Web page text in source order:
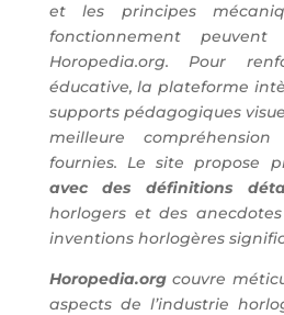
et les principes
fonctionnement
Horopedia.org. Pour
éducative, la plateforme
supports pédagogiques
meilleure
fournies. Le site propose
avec des définitions
horlogers et des
inventions horlogères
Horopedia.orgcouvre
aspects de l’industrie